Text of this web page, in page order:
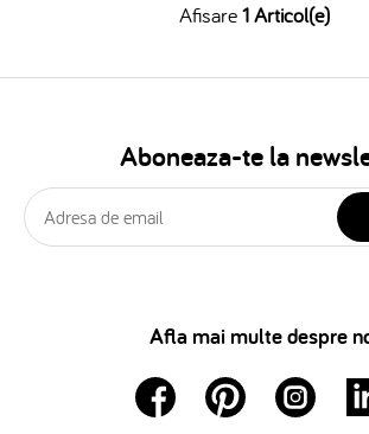
Afisare1 Articol(e)
Aboneaza-te la
Afla mai multe despre